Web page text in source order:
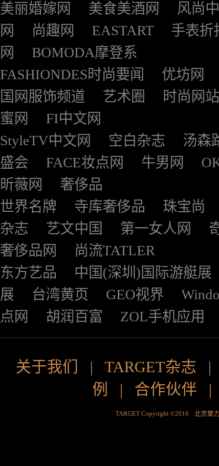
美丽婚嫁网
美食美酒网
风尚
网
尚趣网 EASTART
手表折
网
BOMODA摩登系
FASHIONDES时尚要闻
优坊网
国网服饰频道
艺术圈
时尚网站
蜜网
FI中文网
StyleTV中文网
空白杂志
汤森
盛会
FACE妆点网 牛男网
昕薇网
奢侈品
世界名牌
寺库奢侈品
珠宝尚
杂志
艺文中国 第一女人网
奢侈品网
尚流TATLER
东方艺品
中国(深圳)国际游艇展
展
台湾黄页 GEO视界
点网
胡润百富 ZOL手机应用
关于我们 | TARGET杂志
例
| 合作伙伴
TARGET Copyright ©2016 北京聚